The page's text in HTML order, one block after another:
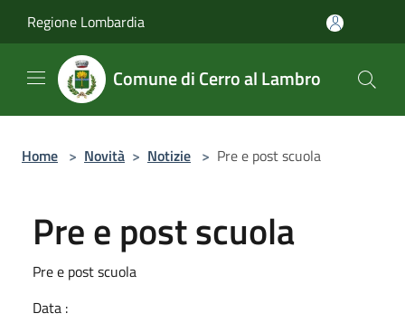
Regione Lombardia
Comune di Cerro al Lambro
Home > Novità > Notizie > Pre e post scuola
Pre e post scuola
Pre e post scuola
Data :